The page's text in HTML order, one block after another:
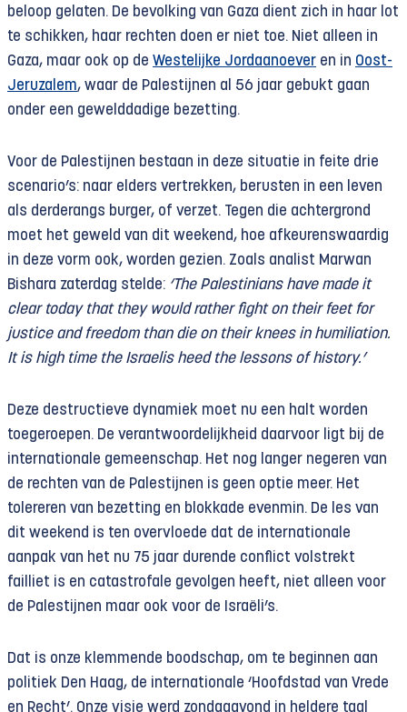
beloop gelaten. De bevolking van Gaza dient zich in haar lot
te schikken, haar rechten doen er niet toe. Niet alleen in
Gaza, maar ook op de Westelijke Jordaanoever en in Oost-
Jeruzalem, waar de Palestijnen al 56 jaar gebukt gaan
onder een gewelddadige bezetting.
Voor de Palestijnen bestaan in deze situatie in feite drie
scenario’s: naar elders vertrekken, berusten in een leven
als derderangs burger, of verzet. Tegen die achtergrond
moet het geweld van dit weekend, hoe afkeurenswaardig
in deze vorm ook, worden gezien. Zoals analist Marwan
Bishara zaterdag stelde: ‘The Palestinians have made it
clear today that they would rather fight on their feet for
justice and freedom than die on their knees in humiliation.
It is high time the Israelis heed the lessons of history.’
Deze destructieve dynamiek moet nu een halt worden
toegeroepen. De verantwoordelijkheid daarvoor ligt bij de
internationale gemeenschap. Het nog langer negeren van
de rechten van de Palestijnen is geen optie meer. Het
tolereren van bezetting en blokkade evenmin. De les van
dit weekend is ten overvloede dat de internationale
aanpak van het nu 75 jaar durende conflict volstrekt
failliet is en catastrofale gevolgen heeft, niet alleen voor
de Palestijnen maar ook voor de Israëli’s.
Dat is onze klemmende boodschap, om te beginnen aan
politiek Den Haag, de internationale ‘Hoofdstad van Vrede
en Recht’. Onze visie werd zondag­avond in heldere taal